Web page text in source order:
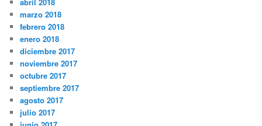
marzo 2018
febrero 2018
enero 2018
diciembre 2017
noviembre 2017
octubre 2017
septiembre 2017
agosto 2017
julio 2017